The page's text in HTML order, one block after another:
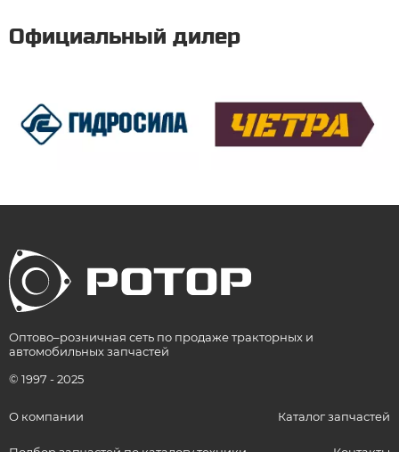
Официальный дилер
Оптово–розничная сеть по продаже тракторных и
автомобильных запчастей
© 1997 - 2025
О компании Каталог запчастей